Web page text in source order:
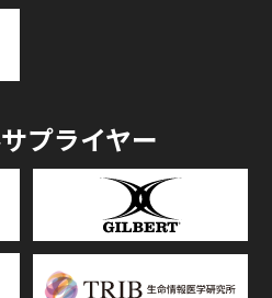
プライヤー